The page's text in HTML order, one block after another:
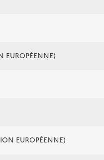
EUROPÉENNE)
EUROPÉENNE)